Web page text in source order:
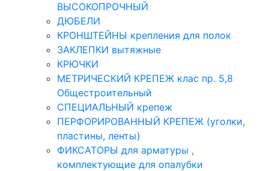
ВЫСОКОПРОЧНЫЙ
ДЮБЕЛИ
КРОНШТЕЙНЫ крепления для полок
ЗАКЛЕПКИ вытяжные
КРЮЧКИ
МЕТРИЧЕСКИЙ КРЕПЕЖ клас пр. 5,8
Общестроительный
СПЕЦИАЛЬНЫЙ крепеж
ПЕРФОРИРОВАННЫЙ КРЕПЕЖ (уголки,
пластины, ленты)
ФИКСАТОРЫ для арматуры ,
комплектующие для опалубки